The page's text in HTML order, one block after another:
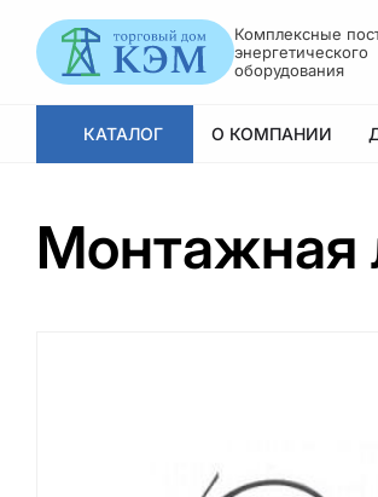
Комплексные
энергетического
оборудования
КАТАЛОГ О КОМПАНИИ
Монтажная